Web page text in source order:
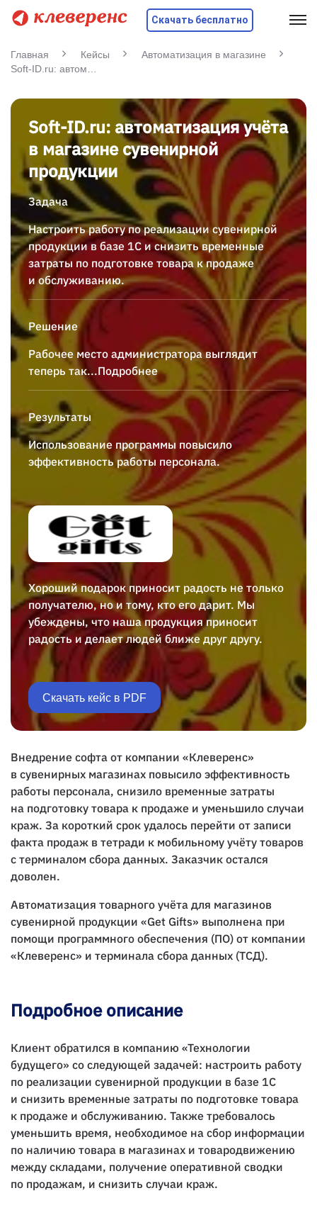
Скачать бесплатно
Главная Кейсы
Автоматизация в магазине
Soft-ID.ru: автоматизация учёта
в магазине сувенирной
продукции
Задача
Настроить работу по реализации сувенирной
продукции в базе 1С и снизить временные
затраты по подготовке товара к продаже
и обслуживанию.
Решение
Рабочее место администратора выглядит
теперь так...Подробнее
Результаты
Использование программы повысило
эффективность работы персонала.
Хороший подарок приносит радость не только
получателю, но и тому, кто его дарит. Мы
убеждены, что наша продукция приносит
радость и делает людей ближе друг другу.
Скачать кейс в PDF
Внедрение софта от компании «Клеверенс»
в сувенирных магазинах повысило эффективность
работы персонала, снизило временные затраты
на подготовку товара к продаже и уменьшило случаи
краж. За короткий срок удалось перейти от записи
факта продаж в тетради к мобильному учёту товаров
с терминалом сбора данных. Заказчик остался
доволен.
Автоматизация товарного учёта для магазинов
сувенирной продукции «Get Gifts» выполнена при
помощи программного обеспечения (ПО) от компании
«Клеверенс» и терминала сбора данных (ТСД).
Подробное описание
Клиент обратился в компанию «Технологии
будущего» со следующей задачей: настроить работу
по реализации сувенирной продукции в базе 1С
и снизить временные затраты по подготовке товара
к продаже и обслуживанию. Также требовалось
уменьшить время, необходимое на сбор информации
по наличию товара в магазинах и товародвижению
между складами, получение оперативной сводки
по продажам, и снизить случаи краж.